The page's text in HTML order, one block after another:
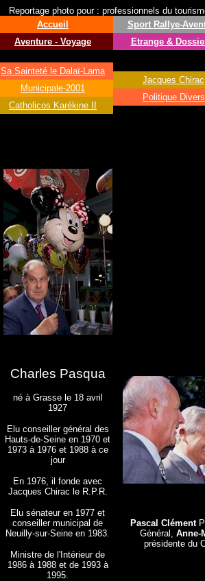
Reportage photo pour : professionnels du
Accueil
Aventure - Voyage
Sport Rallye-
Etrange &
Sa Sainteté le Dalaï-Lama
Municipale-2001
Catholicos Karékine II
Jacques Chirac
Politique Divers
Charles Pasqua
né à Grasse le 18 avril
1927
Elu conseiller général des
Hauts-de-Seine en 1970 et
1973 à 1976 et 1988 à ce
jour
En 1976, il fonde avec
Jacques Chirac le R.P.R.
Elu sénateur en 1977 et
conseiller municipal de
Neuilly-sur-Seine en 1983.
Ministre de l'Intérieur de
1986 à 1988 et de 1993 à
1995.
Pascal Clément
Général, Anne-
présidente du